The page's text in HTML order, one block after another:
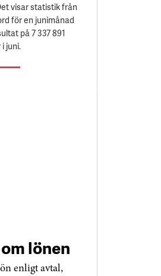
visar statistik från
för en junimånad
på 7 337 891
juni.
lönen
enligt avtal,